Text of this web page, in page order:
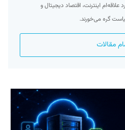
اینترنت، اقتصاد دیجیتال و
گره می‌خورند.
مقالات